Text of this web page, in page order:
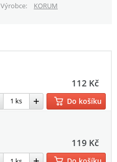
Výrobce
KORUM
112 Kč
Do košíku
119 Kč